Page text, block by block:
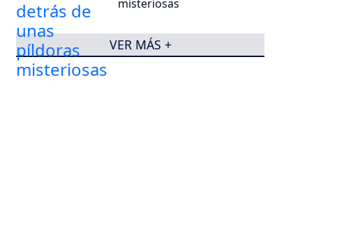
misteriosas
VER MÁS +